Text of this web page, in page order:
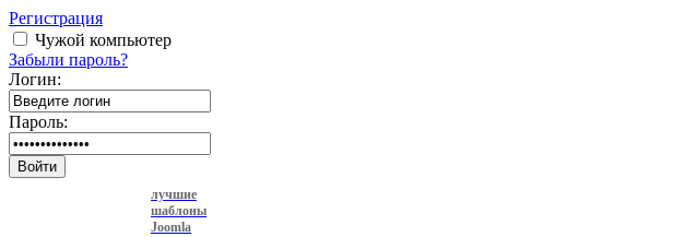
Регистрация
Чужой компьютер
Забыли пароль?
Логин:
Пароль:
Войти
лучшие
шаблоны
Joomla